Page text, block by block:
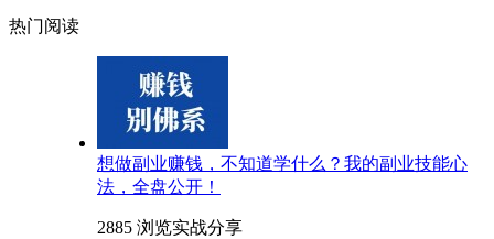
热门阅读
想做副业赚钱，不知道学什么？我的副业技能心
法，全盘公开！
2885 浏览实战分享